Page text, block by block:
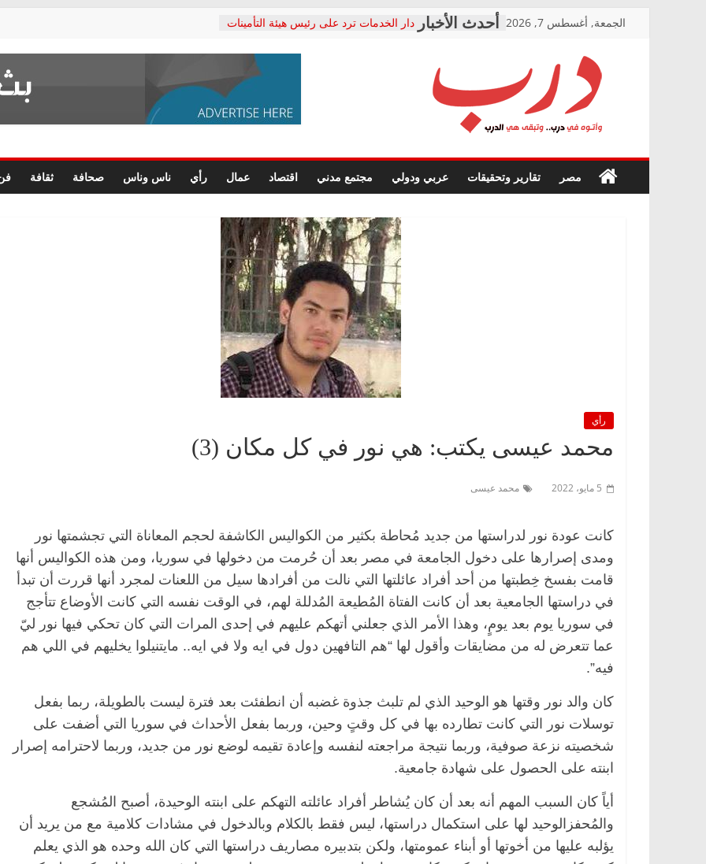
الجمعة, أغسطس 7, 2026
دار الخدمات ترد على رئيس هيئة التأمينات
معاناة أصحاب المعاشات.. ونطالب بكشف
فرحات سليمان يكتب: القطاع الصحي إلى
حزب التحالف الشعبي يطلق لجنة “الحق
صور .. اعتماد الرسومات النهائية للقرار
الوزاري لمدينة الصحفيين.. وانتهاء أعمال
إنشاء المبنى الإداري
متابعة قضية الدكتور محمد زهران.. ويؤكد:
قرينة البراءة وضمانات المحاكمة العادلة
حق أصيل
درب
في
درب..
مصر تقارير وتحقيقات عربي ودولي مجتمع مدني اقتصاد عمال رأي ناس وناس صحافة ثقافة
رأي
محمد عيسى يكتب: هي نور في كل مكان (3)
5 مايو، 2022 محمد عيسى
كانت عودة نور لدراستها من جديد مُحاطة بكثير من الكواليس الكاشفة لحجم المعاناة التي تجشمتها نور
ومدى إصرارها على دخول الجامعة في مصر بعد أن حُرمت من دخولها في سوريا، ومن هذه الكواليس أنها
قامت بفسخ خِطبتها من أحد أفراد عائلتها التي نالت من أفرادها سيل من اللعنات لمجرد أنها قررت أن تبدأ
في دراستها الجامعية بعد أن كانت الفتاة المُطيعة المُدللة لهم، في الوقت نفسه التي كانت الأوضاع تتأجج
في سوريا يوم بعد يومٍ، وهذا الأمر الذي جعلني أتهكم عليهم في إحدى المرات التي كان تحكي فيها نور ليّ
عما تتعرض له من مضايقات وأقول لها “هم التافهين دول في ايه ولا في ايه.. مايتنيلوا يخليهم في اللي هم
فيه”.
كان والد نور وقتها هو الوحيد الذي لم تلبث جذوة غضبه أن انطفئت بعد فترة ليست بالطويلة، ربما بفعل
توسلات نور التي كانت تطارده بها في كل وقتٍ وحين، وربما بفعل الأحداث في سوريا التي أضفت على
شخصيته نزعة صوفية، وربما نتيجة مراجعته لنفسه وإعادة تقيمه لوضع نور من جديد، وربما لاحترامه إصرار
ابنته على الحصول على شهادة جامعية.
أياً كان السبب المهم أنه بعد أن كان يُشاطر أفراد عائلته التهكم على ابنته الوحيدة، أصبح المُشجع
والمُحفزالوحيد لها على استكمال دراستها، ليس فقط بالكلام وبالدخول في مشادات كلامية مع من يريد أن
يؤلبه عليها من أخوتها أو أبناء عمومتها، ولكن بتدبيره مصاريف دراستها التي كان الله وحده هو الذي يعلم